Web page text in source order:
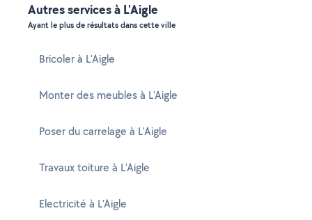
Autres services à L'Aigle
Ayant le plus de résultats dans cette ville
Bricoler à L'Aigle
Monter des meubles à L'Aigle
Poser du carrelage à L'Aigle
Travaux toiture à L'Aigle
Electricité à L'Aigle